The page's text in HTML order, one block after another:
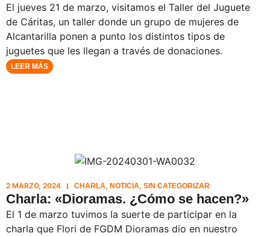
El jueves 21 de marzo, visitamos el Taller del Juguete
de Cáritas, un taller donde un grupo de mujeres de
Alcantarilla ponen a punto los distintos tipos de
juguetes que les llegan a través de donaciones.
LEER MÁS
2 MARZO, 2024 CHARLA, NOTICIA, SIN CATEGORIZAR
Charla: «Dioramas. ¿Cómo se hacen?»
El 1 de marzo tuvimos la suerte de participar en la
charla que Flori de FGDM Dioramas dio en nuestro